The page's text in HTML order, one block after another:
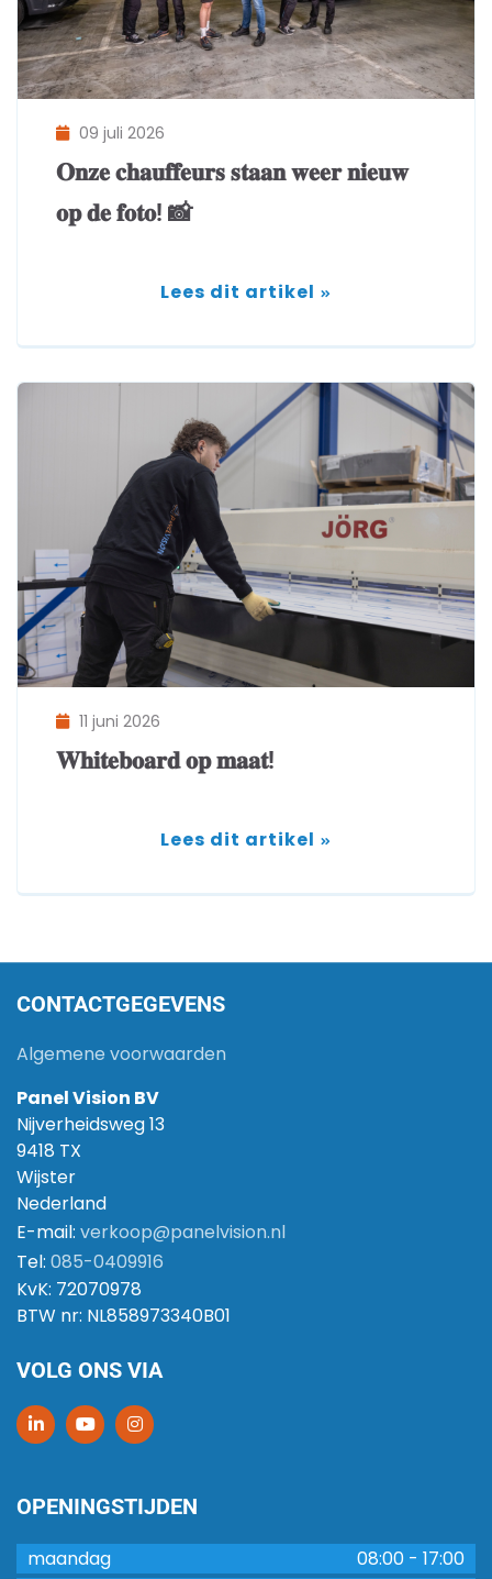
𝐎𝐧𝐳𝐞 𝐜𝐡𝐚𝐮𝐟𝐟𝐞𝐮𝐫𝐬 𝐬𝐭𝐚𝐚𝐧 𝐰𝐞𝐞𝐫 𝐧𝐢𝐞𝐮𝐰
𝐨𝐩 𝐝𝐞 𝐟𝐨𝐭𝐨! 📸
09 juli 2026
Lees dit artikel
𝐖𝐡𝐢𝐭𝐞𝐛𝐨𝐚𝐫𝐝 𝐨𝐩 𝐦𝐚𝐚𝐭!
11 juni 2026
Lees dit artikel
CONTACTGEGEVENS
Algemene voorwaarden
Panel Vision BV
Nijverheidsweg 13
9418 TX
Wijster
Nederland
E-mail: verkoop@panelvision.nl
Tel: 085-0409916
KvK: 72070978
BTW nr: NL858973340B01
VOLG ONS VIA
OPENINGSTIJDEN
maandag 08:00 - 17:00